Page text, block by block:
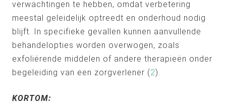
verwachtingen te hebben, omdat verbetering
meestal geleidelijk optreedt en onderhoud nodig
blijft. In specifieke gevallen kunnen aanvullende
behandelopties worden overwogen, zoals
exfoliërende middelen of andere therapieën onder
begeleiding van een zorgverlener (2).
KORTOM: